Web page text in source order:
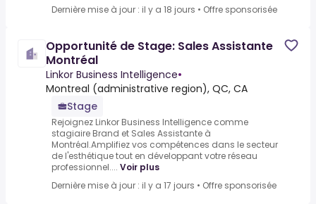
Dernière mise à jour : il y a 18 jours • Offre sponsorisée
Opportunité de Stage: Sales Assistante
Montréal
Linkor Business Intelligence•
Montreal (administrative region), QC, CA
Stage
Rejoignez Linkor Business Intelligence comme
stagiaire Brand et Sales Assistante à
Montréal.Amplifiez vos compétences dans le secteur
de l'esthétique tout en développant votre réseau
professionnel.... Voir plus
Dernière mise à jour : il y a 17 jours • Offre sponsorisée